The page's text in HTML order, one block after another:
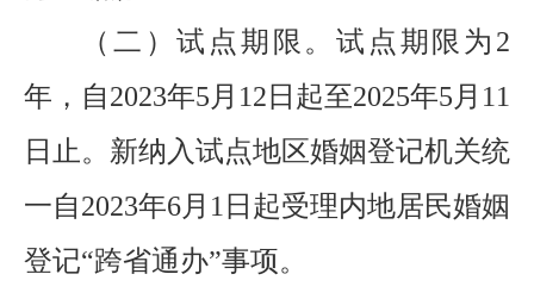
（二）试点期限。试点期限为 2
年，自2023年5 月 12 日起至2025年5月 11
日止。 新纳入试点地区婚姻登记机关统
一自2023年6月1日起受理内地居民婚姻
登记“跨省通办”事项。